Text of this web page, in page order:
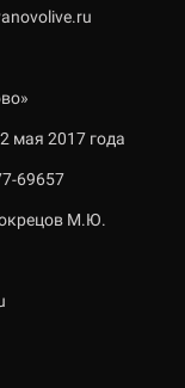
мая 2017 года
69657
М.Ю.